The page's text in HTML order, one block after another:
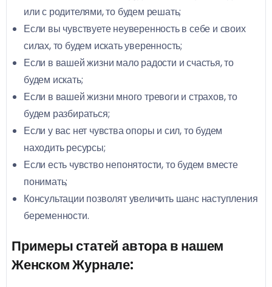
или с родителями, то будем решать;
Если вы чувствуете неуверенность в себе и своих
силах, то будем искать уверенность;
Если в вашей жизни мало радости и счастья, то
будем искать;
Если в вашей жизни много тревоги и страхов, то
будем разбираться;
Если у вас нет чувства опоры и сил, то будем
находить ресурсы;
Если есть чувство непонятости, то будем вместе
понимать;
Консультации позволят увеличить шанс наступления
беременности.
Примеры статей автора в нашем
Женском Журнале: